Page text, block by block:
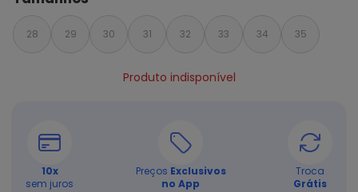
28 29 30 31 32 33 34 35
Produto indisponível
10x
sem juros
Preços Exclusivos
no App
Troca
Grátis